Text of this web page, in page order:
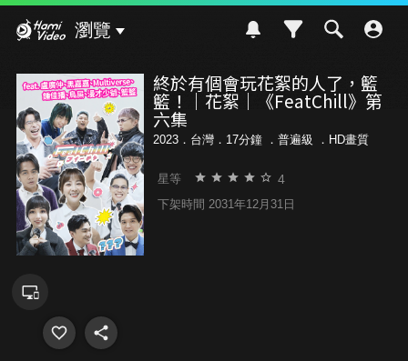
瀏覽
終於有個會玩花絮的人了，籃
籃！｜花絮｜《FeatChill》第
六集
2023．台灣．17分鐘 ． 普遍級 ．HD畫質
星等 4
下架時間 2031年12月31日